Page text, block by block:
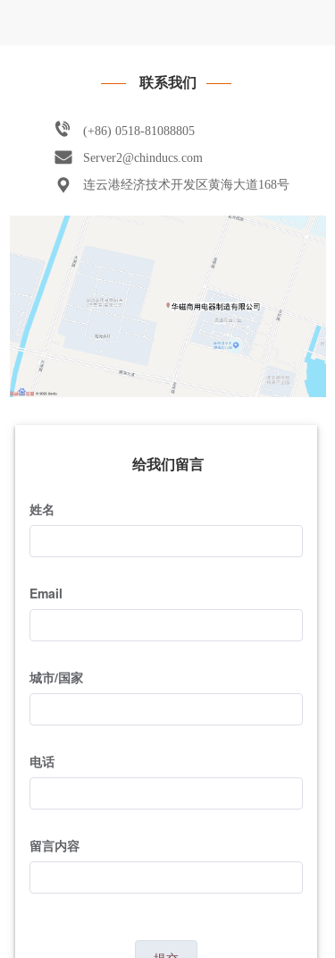
联系我们
(+86) 0518-81088805
Server2@chinducs.com
连云港经济技术开发区黄海大道168号
姓名
Email
城市/国家
电话
留言内容
给我们留言